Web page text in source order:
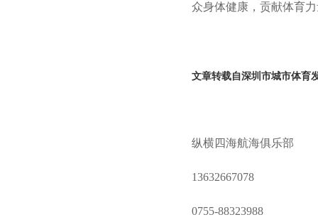
众身体健康，贡献体育
文章转载自深圳市城市体育
纵横四海航海俱乐部
13632667078
0755-88323988